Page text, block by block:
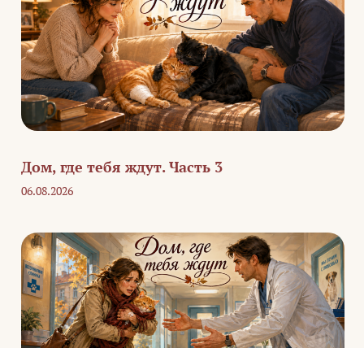
Дом, где тебя ждут. Часть 3
06.08.2026